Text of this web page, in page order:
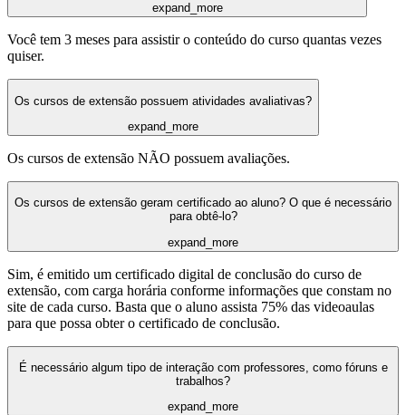
expand_more
Você tem 3 meses para assistir o conteúdo do curso quantas vezes
quiser.
Os cursos de extensão possuem atividades avaliativas?
expand_more
Os cursos de extensão NÃO possuem avaliações.
Os cursos de extensão geram certificado ao aluno? O que é necessário
para obtê-lo?
expand_more
Sim, é emitido um certificado digital de conclusão do curso de
extensão, com carga horária conforme informações que constam no
site de cada curso. Basta que o aluno assista 75% das videoaulas
para que possa obter o certificado de conclusão.
É necessário algum tipo de interação com professores, como fóruns e
trabalhos?
expand_more